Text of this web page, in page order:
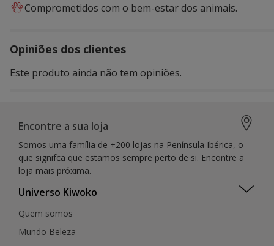
Comprometidos com o bem-estar dos animais.
Opiniões dos clientes
Este produto ainda não tem opiniões.
Encontre a sua loja
Somos uma família de +200 lojas na Península Ibérica, o
que signifca que estamos sempre perto de si. Encontre a
loja mais próxima.
Universo Kiwoko
Quem somos
Mundo Beleza